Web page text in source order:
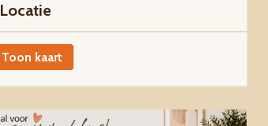
Locatie
Toon kaart